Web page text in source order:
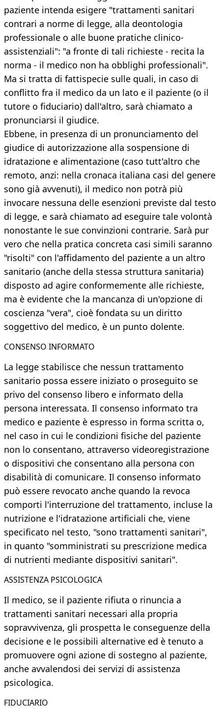
paziente intenda esigere "trattamenti sanitari
contrari a norme di legge, alla deontologia
professionale o alle buone pratiche clinico-
assistenziali": "a fronte di tali richieste - recita la
norma - il medico non ha obblighi professionali".
Ma si tratta di fattispecie sulle quali, in caso di
conflitto fra il medico da un lato e il paziente (o il
tutore o fiduciario) dall'altro, sarà chiamato a
pronunciarsi il giudice.
Ebbene, in presenza di un pronunciamento del
giudice di autorizzazione alla sospensione di
idratazione e alimentazione (caso tutt'altro che
remoto, anzi: nella cronaca italiana casi del genere
sono già avvenuti), il medico non potrà più
invocare nessuna delle esenzioni previste dal testo
di legge, e sarà chiamato ad eseguire tale volontà
nonostante le sue convinzioni contrarie. Sarà pur
vero che nella pratica concreta casi simili saranno
"risolti" con l'affidamento del paziente a un altro
sanitario (anche della stessa struttura sanitaria)
disposto ad agire conformemente alle richieste,
ma è evidente che la mancanza di un'opzione di
coscienza "vera", cioè fondata su un diritto
soggettivo del medico, è un punto dolente.
CONSENSO INFORMATO
La legge stabilisce che nessun trattamento
sanitario possa essere iniziato o proseguito se
privo del consenso libero e informato della
persona interessata. Il consenso informato tra
medico e paziente è espresso in forma scritta o,
nel caso in cui le condizioni fisiche del paziente
non lo consentano, attraverso videoregistrazione
o dispositivi che consentano alla persona con
disabilità di comunicare. Il consenso informato
può essere revocato anche quando la revoca
comporti l'interruzione del trattamento, incluse la
nutrizione e l'idratazione artificiali che, viene
specificato nel testo, "sono trattamenti sanitari",
in quanto "somministrati su prescrizione medica
di nutrienti mediante dispositivi sanitari".
ASSISTENZA PSICOLOGICA
Il medico, se il paziente rifiuta o rinuncia a
trattamenti sanitari necessari alla propria
sopravvivenza, gli prospetta le conseguenze della
decisione e le possibili alternative ed è tenuto a
promuovere ogni azione di sostegno al paziente,
anche avvalendosi dei servizi di assistenza
psicologica.
FIDUCIARIO